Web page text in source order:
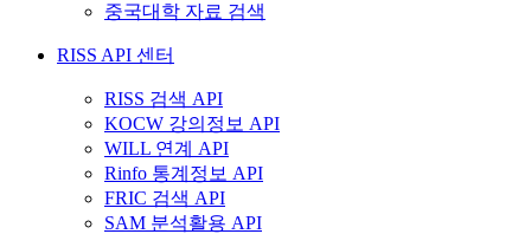
중국대학 자료 검색
RISS API 센터
RISS 검색 API
KOCW 강의정보 API
WILL 연계 API
Rinfo 통계정보 API
FRIC 검색 API
SAM 분석활용 API